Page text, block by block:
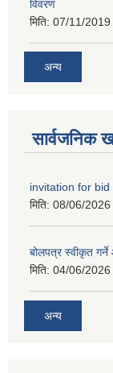
विवरण
मिति: 07/11/2019
अन्य
सार्वजनिक
invitation for bid
मिति: 08/06/2026
बोलपत्र स्वीकृत
मिति: 04/06/
अन्य